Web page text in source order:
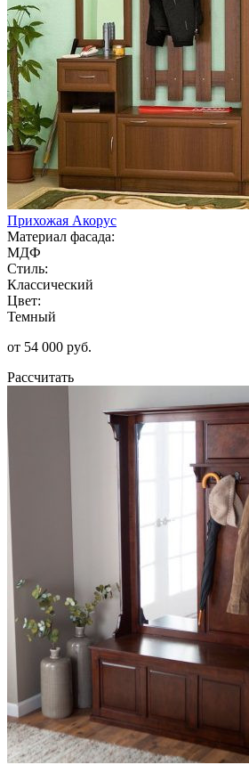
Прихожая Акорус
Материал фасада:
МДФ
Стиль:
Классический
Цвет:
Темный
от 54 000 руб.
Рассчитать